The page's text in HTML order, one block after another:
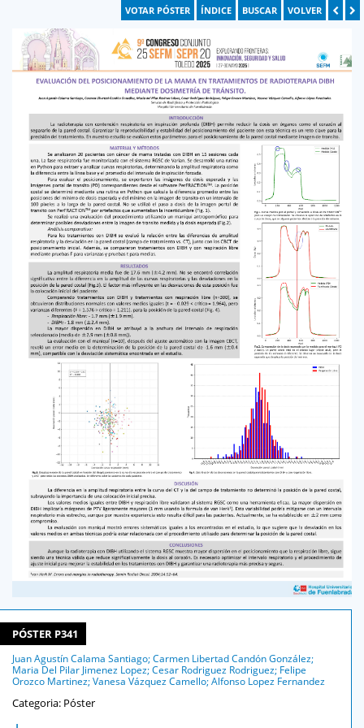
VOTAR PÓSTER ÍNDICE BUSCAR VOLVER
PÓSTER P341
Juan Agustín Calama Santiago; Carmen Libertad Candón González;
Maria Del Pilar Jimenez Lopez; Cesar Rodriguez Rodriguez; Felipe
Orozco Martinez; Vanesa Vázquez Camello; Alfonso Lopez Fernandez
Categoria: Póster